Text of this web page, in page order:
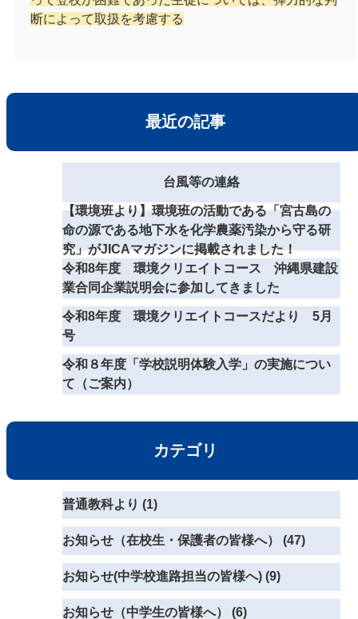
断によって取扱を考慮する
最近の記事
台風等の連絡
【環境班より】環境班の活動である「宮古島の
命の源である地下水を化学農薬汚染から守る研
究」がJICAマガジンに掲載されました！
令和8年度 環境クリエイトコース 沖縄県建設
業合同企業説明会に参加してきました
令和8年度 環境クリエイトコースだより 5月
号
令和８年度「学校説明体験入学」の実施につい
て（ご案内）
カテゴリ
普通教科より (1)
お知らせ（在校生・保護者の皆様へ） (47)
お知らせ(中学校進路担当の皆様へ) (9)
お知らせ（中学生の皆様へ） (6)